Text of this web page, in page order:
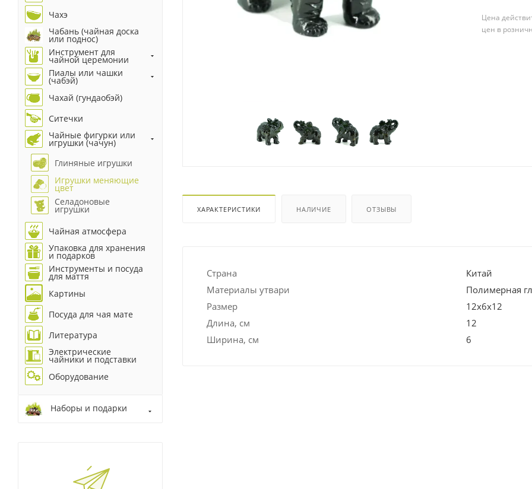
Цена
цен в
ХАРАКТЕРИСТИКИ НАЛИЧИЕ ОТЗЫВЫ
Страна
Китай
Материалы утвари
Полимерная
Размер
12х6х12
Длина, см
12
Ширина, см
6
Чахэ
Чабань (чайная доска
или поднос)
Инструмент для
чайной церемонии
Пиалы или чашки
(чабэй)
Чахай (гундаобэй)
Ситечки
Чайные фигурки или
игрушки (чачун)
Глиняные игрушки
Игрушки меняющие
цвет
Селадоновые
игрушки
Чайная атмосфера
Упаковка для хранения
и подарков
Инструменты и посуда
для маття
Картины
Посуда для чая мате
Литература
Электрические
чайники и подставки
Оборудование
Наборы и подарки